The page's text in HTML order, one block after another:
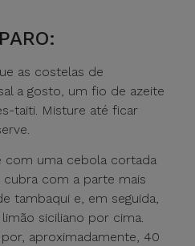
as costelas de
a gosto, um fio de azeite
taiti. Misture até ficar
com uma cebola cortada
com a parte mais
tambaqui e, em seguida,
siciliano por cima.
aproximadamente, 40